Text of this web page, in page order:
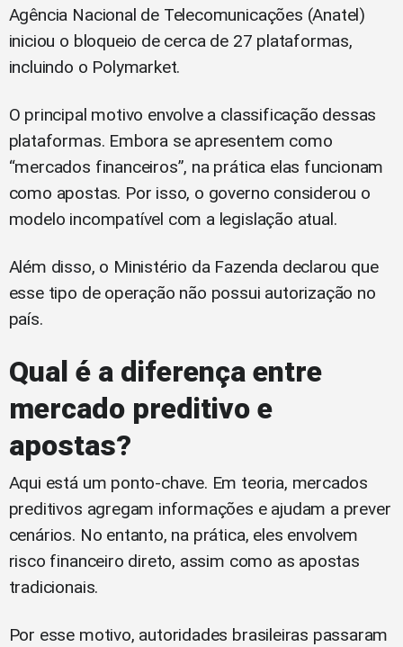
Agência Nacional de Telecomunicações (Anatel)
iniciou o bloqueio de cerca de 27 plataformas,
incluindo o Polymarket.
O principal motivo envolve a classificação dessas
plataformas. Embora se apresentem como
“mercados financeiros”, na prática elas funcionam
como apostas. Por isso, o governo considerou o
modelo incompatível com a legislação atual.
Além disso, o Ministério da Fazenda declarou que
esse tipo de operação não possui autorização no
país.
Qual é a diferença entre
mercado preditivo e
apostas?
Aqui está um ponto-chave. Em teoria, mercados
preditivos agregam informações e ajudam a prever
cenários. No entanto, na prática, eles envolvem
risco financeiro direto, assim como as apostas
tradicionais.
Por esse motivo, autoridades brasileiras passaram